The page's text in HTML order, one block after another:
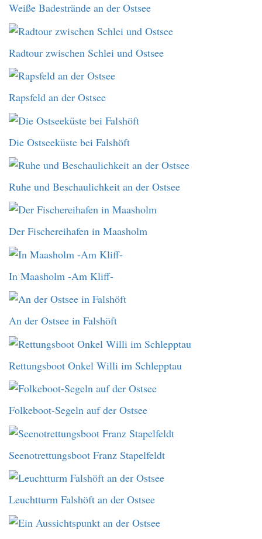
Weiße Badestrände an der Ostsee
Radtour zwischen Schlei und Ostsee
Rapsfeld an der Ostsee
Die Ostseeküste bei Falshöft
Ruhe und Beschaulichkeit an der Ostsee
Der Fischereihafen in Maasholm
In Maasholm -Am Kliff-
An der Ostsee in Falshöft
Rettungsboot Onkel Willi im Schlepptau
Folkeboot-Segeln auf der Ostsee
Seenotrettungsboot Franz Stapelfeldt
Leuchtturm Falshöft an der Ostsee